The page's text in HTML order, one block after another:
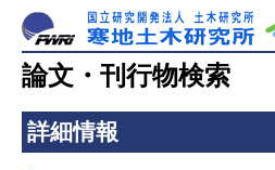
論文・刊行物検索
詳細情報